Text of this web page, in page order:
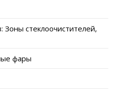
Зоны стеклоочистителей,
фары